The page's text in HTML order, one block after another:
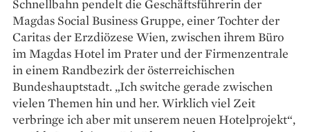
Schnellbahn pendelt die Geschäftsführerin der
Magdas Social Business Gruppe, ­einer Tochter der
Caritas der Erz­diözese Wien, zwischen ihrem Büro
im Magdas Hotel im Prater und der Firmenzentrale
in einem Randbezirk der österreichischen
Bundeshauptstadt. „Ich switche gerade zwischen
vielen Themen hin und her. Wirklich viel Zeit
verbringe ich aber mit unserem neuen Hotelprojekt“,